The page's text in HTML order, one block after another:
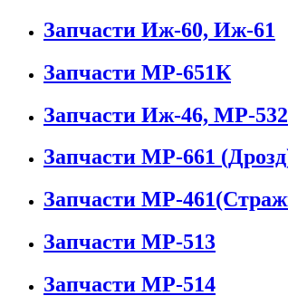
Запчасти Иж-60, Иж-61
Запчасти МР-651К
Запчасти Иж-46, МР-532
Запчасти МР-661
Запчасти МР-
Запчасти МР-513
Запчасти МР-514